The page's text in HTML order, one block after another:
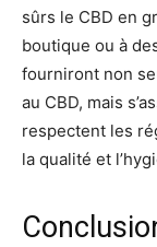
sûrs le CBD en
boutique ou à
fourniront non
au CBD, mais
respectent les
la qualité et